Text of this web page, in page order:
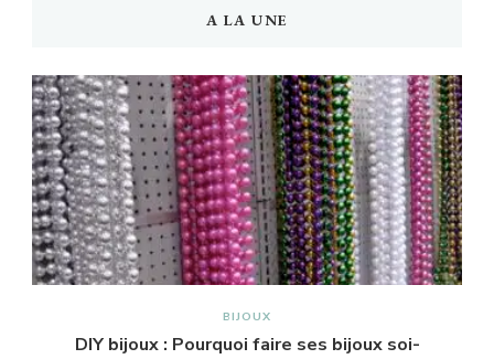
A LA UNE
BIJOUX
DIY bijoux : Pourquoi faire ses bijoux soi-